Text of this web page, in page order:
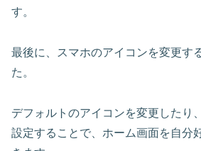
す。
最後に、スマホのアイコンを変更す
た。
デフォルトのアイコンを変更したり
設定することで、ホーム画面を自分